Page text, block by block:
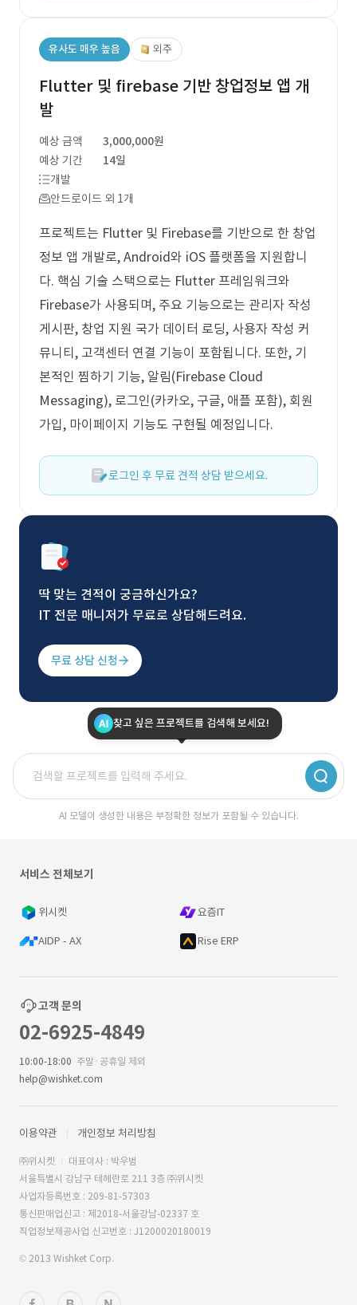
유사도 매우 높음 외주
Flutter 및 firebase 기반 창업정보 앱 개
발
예상 금액
3,000,000원
예상 기간
14일
개발
안드로이드 외 1개
프로젝트는 Flutter 및 Firebase를 기반으로 한 창업
정보 앱 개발로, Android와 iOS 플랫폼을 지원합니
다. 핵심 기술 스택으로는 Flutter 프레임워크와
Firebase가 사용되며, 주요 기능으로는 관리자 작성
게시판, 창업 지원 국가 데이터 로딩, 사용자 작성 커
뮤니티, 고객센터 연결 기능이 포함됩니다. 또한, 기
본적인 찜하기 기능, 알림(Firebase Cloud
Messaging), 로그인(카카오, 구글, 애플 포함), 회원
가입, 마이페이지 기능도 구현될 예정입니다.
로그인 후 무료 견적 상담 받으세요.
딱 맞는 견적이 궁금하신가요?
IT 전문 매니저가 무료로 상담해드려요.
무료 상담 신청
찾고 싶은 프로젝트를 검색해 보세요!
AI 모델이 생성한 내용은 부정확한 정보가 포함될 수 있습니다.
서비스 전체보기
위시켓 요즘IT
AIDP - AX Rise ERP
고객 문의
02-6925-4849
10:00-18:00 주말·공휴일 제외
help@wishket.com
이용약관 개인정보 처리방침
㈜위시켓
대표이사 : 박우범
서울특별시 강남구 테헤란로 211 3층 ㈜위시켓
사업자등록번호 : 209-81-57303
통신판매업신고 : 제2018-서울강남-02337 호
직업정보제공사업 신고번호 : J1200020180019
© 2013 Wishket Corp.